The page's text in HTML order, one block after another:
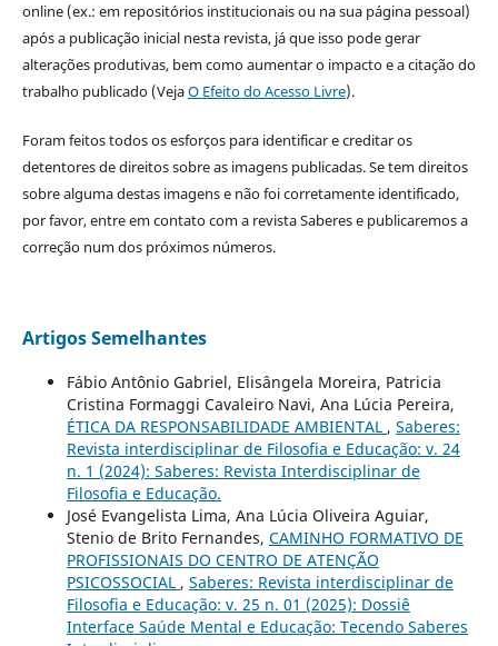
online (ex.: em repositórios institucionais ou na sua página pessoal)
após a publicação inicial nesta revista, já que isso pode gerar
alterações produtivas, bem como aumentar o impacto e a citação do
trabalho publicado (VejaO Efeito do Acesso Livre).
Foram feitos todos os esforços para identificar e creditar os
detentores de direitos sobre as imagens publicadas. Se tem direitos
sobre alguma destas imagens e não foi corretamente identificado,
por favor, entre em contato com a revista Saberes e publicaremos a
correção num dos próximos números.
Artigos Semelhantes
Fábio Antônio Gabriel, Elisângela Moreira, Patricia
Cristina Formaggi Cavaleiro Navi, Ana Lúcia Pereira,
ÉTICA DA RESPONSABILIDADE AMBIENTAL , Saberes:
Revista interdisciplinar de Filosofia e Educação: v. 24
n. 1 (2024): Saberes: Revista Interdisciplinar de
Filosofia e Educação.
José Evangelista Lima, Ana Lúcia Oliveira Aguiar,
Stenio de Brito Fernandes, CAMINHO FORMATIVO DE
PROFISSIONAIS DO CENTRO DE ATENÇÃO
PSICOSSOCIAL , Saberes: Revista interdisciplinar de
Filosofia e Educação: v. 25 n. 01 (2025): Dossiê
Interface Saúde Mental e Educação: Tecendo Saberes